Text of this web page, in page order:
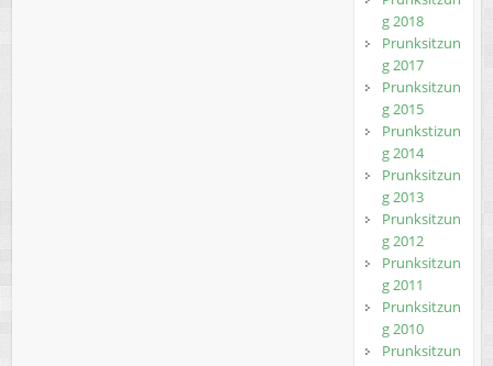
g 2018
Prunksitzun
g 2017
Prunksitzun
g 2015
Prunkstizun
g 2014
Prunksitzun
g 2013
Prunksitzun
g 2012
Prunksitzun
g 2011
Prunksitzun
g 2010
Prunksitzun